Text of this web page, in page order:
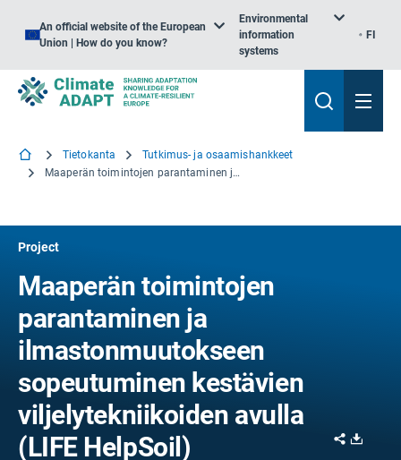
An official website of the European
Union | How do you know?
Environmental
information
systems
FI
Tietokanta
Tutkimus- ja osaamishankkeet
Maaperän toimintojen parantaminen ja ilmastonmuutokseen sopeutuminen kestävien viljelytekniikoiden avulla
Project
Maaperän toimintojen
parantaminen ja
ilmastonmuutokseen
sopeutuminen kestävien
viljelytekniikoiden avulla
(LIFE HelpSoil)
Share